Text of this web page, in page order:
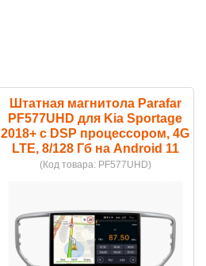
Штатная магнитола Parafar
PF577UHD для Kia Sportage
2018+ c DSP процессором, 4G
LTE, 8/128 Гб на Android 11
(Код товара: PF577UHD)